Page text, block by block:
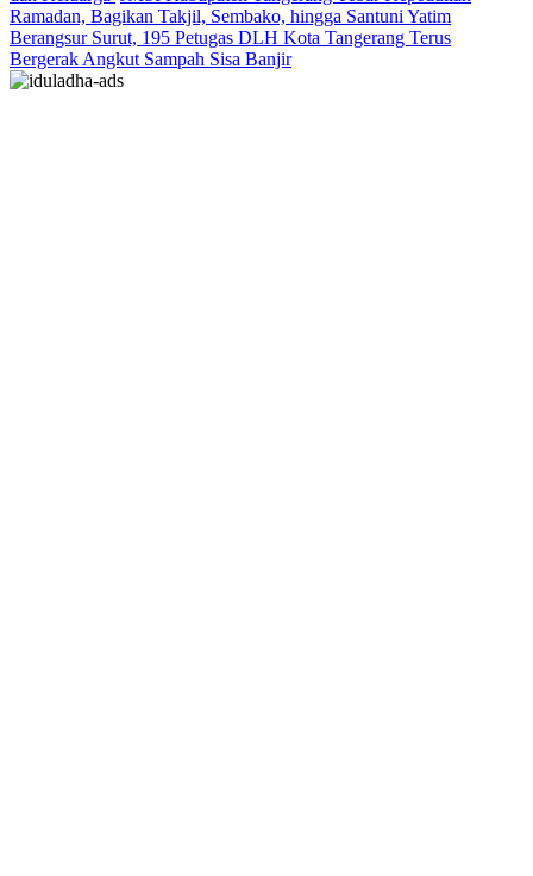
Ramadan, Bagikan Takjil, Sembako, hingga Santuni Yatim
Berangsur Surut, 195 Petugas DLH Kota Tangerang Terus
Bergerak Angkut Sampah Sisa Banjir